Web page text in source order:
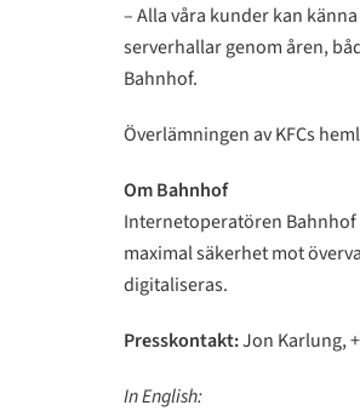
– Alla våra kunder kan
serverhallar genom åren,
Bahnhof.
Överlämningen av KFCs
Om Bahnhof
Internetoperatören Bahnhof
maximal säkerhet mot
digitaliseras.
Presskontakt:Jon Karlung,
In English: